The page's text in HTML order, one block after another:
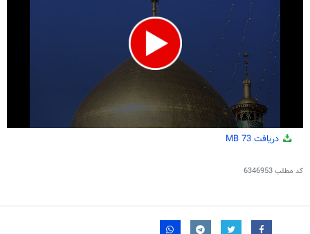
0 دریافت 73 MB
کد مطلب6346953